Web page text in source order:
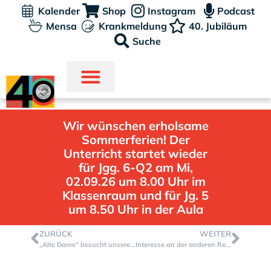
Kalender Shop Instagram
Podcast
Mensa
Krankmeldung
40. Jubiläum
Suche
Wir wünschen erholsame
Sommerferien! Der
Unterricht startet wieder
für Jgg. 6-Q2 am Mi,
02.09.26 um 8.00 Uhr im
Klassenraum und für Jg. 5
um 8.50 Uhr in der Aula
ZURÜCK
„Alte Dame“ besucht unsere GVM
WEITER
Interesse an der anderen Religion – Besuch einer Moschee